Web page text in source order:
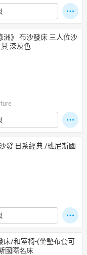
洲》 布沙發床 三人位沙
深灰色
發 日系經典 /班尼斯國
床/和室椅-(坐墊布套可
國際名床